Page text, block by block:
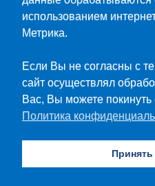
Мобильн.
Министерство науки и
ГБПОУ "Ставропольский колледж
использованием
Метрика.
Если Вы не согласны с
сайт осуществлял
Вас, Вы можете покинуть
Политика
Принять